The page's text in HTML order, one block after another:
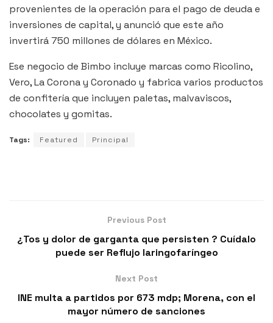
provenientes de la operación para el pago de deuda e
inversiones de capital, y anunció que este año
invertirá 750 millones de dólares en México.
Ese negocio de Bimbo incluye marcas como Ricolino,
Vero, La Corona y Coronado y fabrica varios productos
de confitería que incluyen paletas, malvaviscos,
chocolates y gomitas.
Tags: Featured Principal
Previous Post
¿Tos y dolor de garganta que persisten ? Cuídalo
puede ser Reflujo laringofaríngeo
Next Post
INE multa a partidos por 673 mdp; Morena, con el
mayor número de sanciones